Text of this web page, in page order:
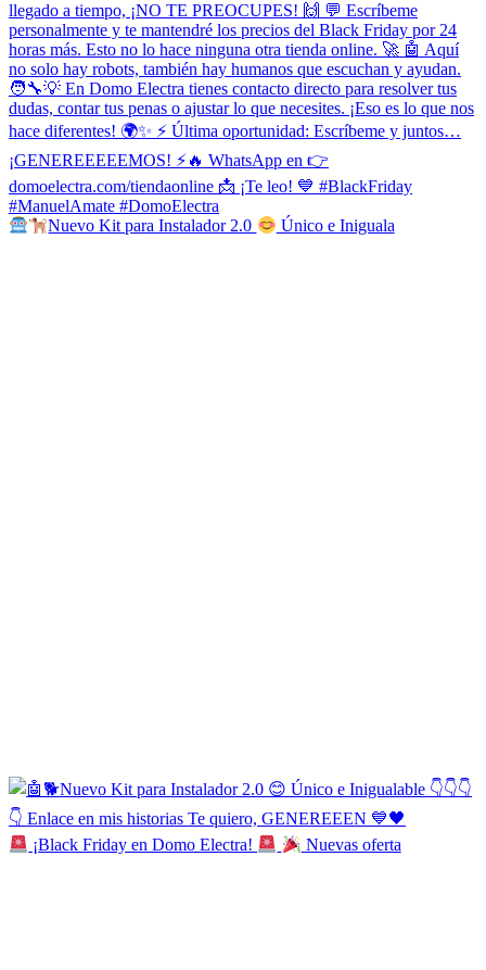
Nuevo Kit para Instalador 2.0 Único e Iniguala
¡Black Friday en Domo Electra! Nuevas oferta